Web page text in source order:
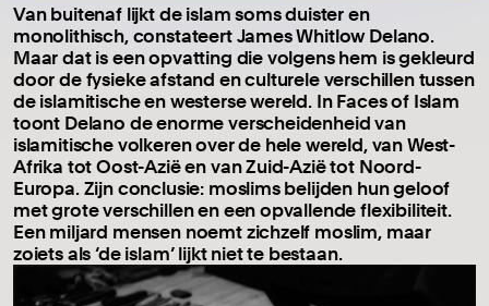
Van buitenaf lijkt de islam soms duister en
monolithisch, constateert James Whitlow Delano.
Maar dat is een opvatting die volgens hem is gekleurd
door de fysieke afstand en culturele verschillen tussen
de islamitische en westerse wereld. In Faces of Islam
toont Delano de enorme verscheidenheid van
islamitische volkeren over de hele wereld, van West-
Afrika tot Oost-Azië en van Zuid-Azië tot Noord-
Europa. Zijn conclusie: moslims belijden hun geloof
met grote verschillen en een opvallende flexibiliteit.
Een miljard mensen noemt zichzelf moslim, maar
zoiets als ‘de islam’ lijkt niet te bestaan.